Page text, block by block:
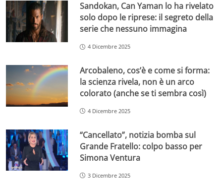
Sandokan, Can Yaman lo ha rivelato
solo dopo le riprese: il segreto della
serie che nessuno immagina
4 Dicembre 2025
Arcobaleno, cos’è e come si forma:
la scienza rivela, non è un arco
colorato (anche se ti sembra così)
4 Dicembre 2025
“Cancellato”, notizia bomba sul
Grande Fratello: colpo basso per
Simona Ventura
3 Dicembre 2025